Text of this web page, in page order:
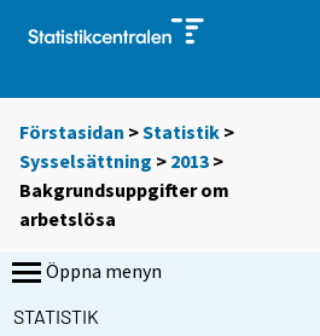
Förstasidan >Statistik >
Sysselsättning > 2013 >
Bakgrundsuppgifter om
arbetslösa
Öppna menyn
STATISTIK